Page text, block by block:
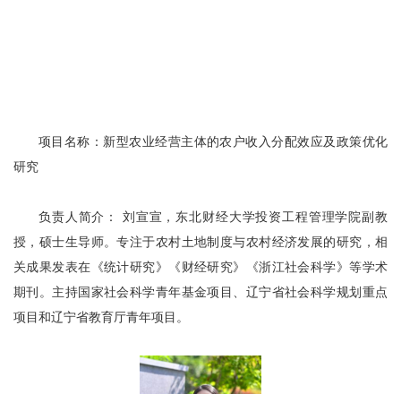
项目名称：新型农业经营主体的农户收入分配效应及政策优化
研究
负责人简介： 刘宣宣，东北财经大学投资工程管理学院副教
授，硕士生导师。专注于农村土地制度与农村经济发展的研究，相
关成果发表在《统计研究》《财经研究》《浙江社会科学》等学术
期刊。主持国家社会科学青年基金项目、辽宁省社会科学规划重点
项目和辽宁省教育厅青年项目。